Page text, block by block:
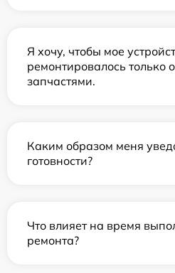
Я хочу, чтобы мое
ремонтировалось только
запчастями.
Каким образом меня
готовности?
Что влияет на время
ремонта?